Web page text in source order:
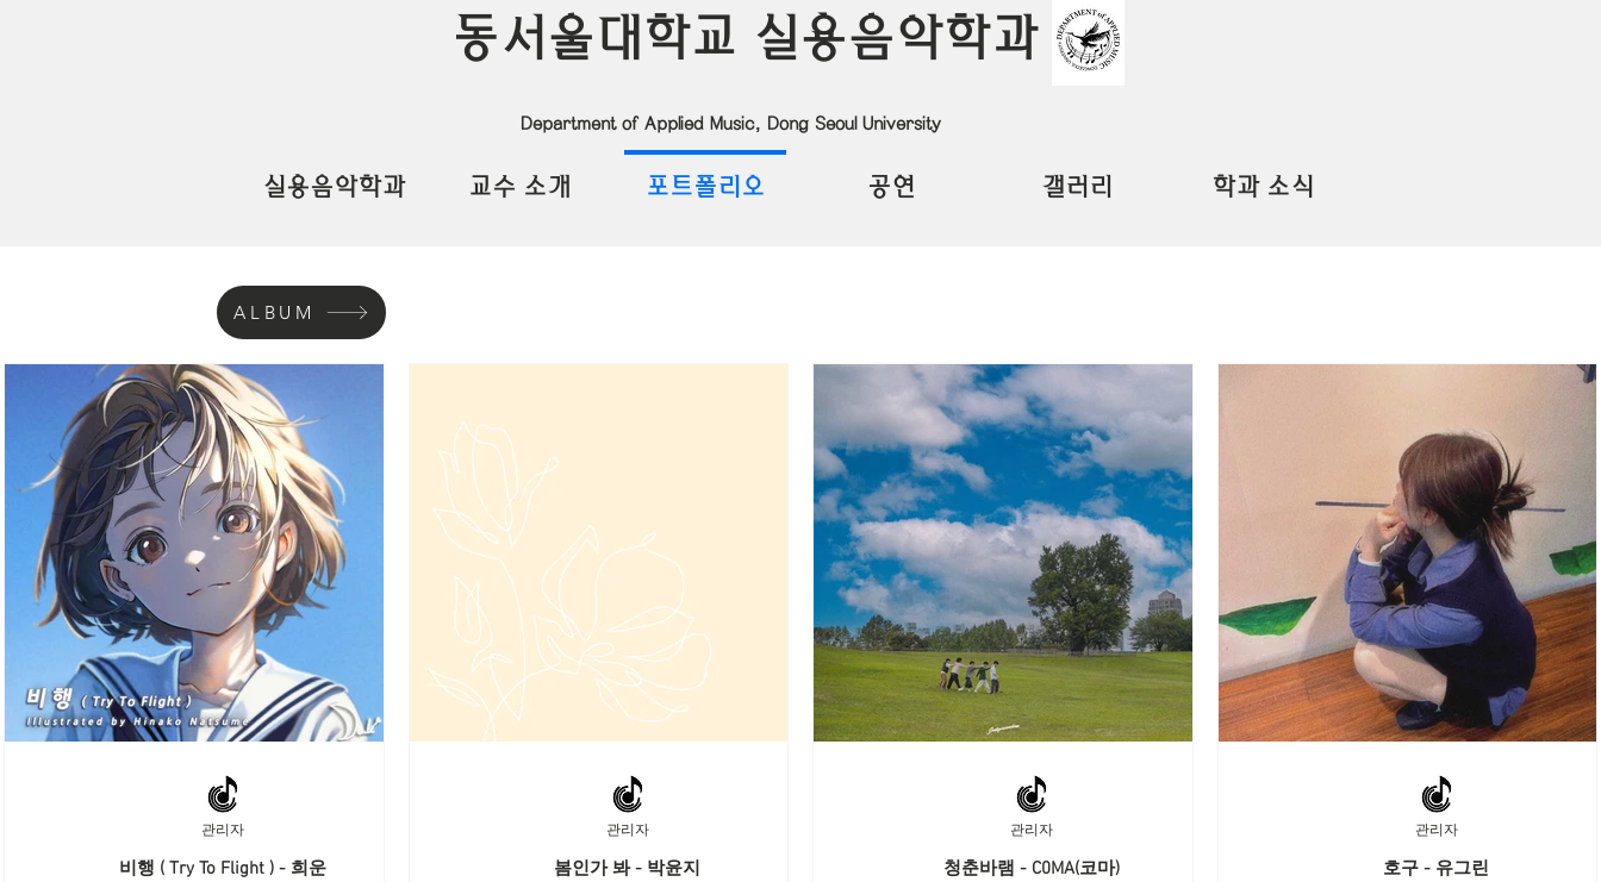
동서울대학교 실용음악학과
Department of Applied Music, Dong Seoul University
실용음악학과 교수 소개 포트폴리오 공연 갤러리 학과 소식
ALBUM
비행 ( Try To Flight ) - 희운
관리자
봄인가 봐 - 박윤지
관리자
청춘바램 - C0MA(코마)
관리자
호구 - 유그린
관리자